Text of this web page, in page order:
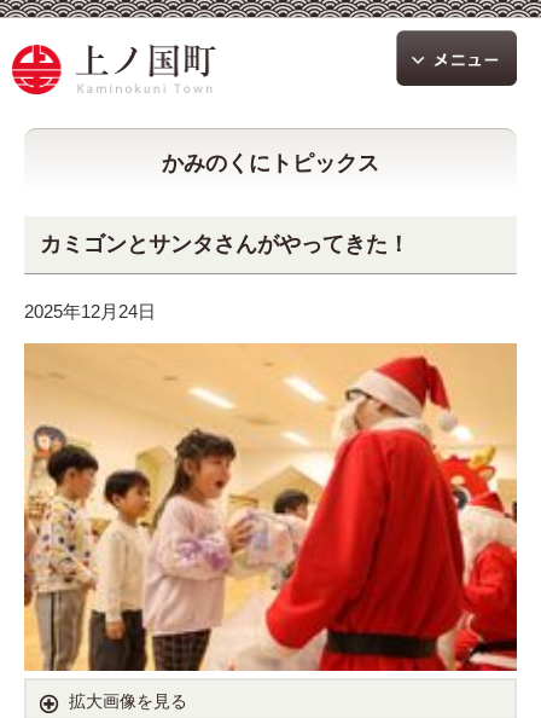
かみのくにトピックス
カミゴンとサンタさんがやってきた！
2025年12月24日
拡大画像を見る